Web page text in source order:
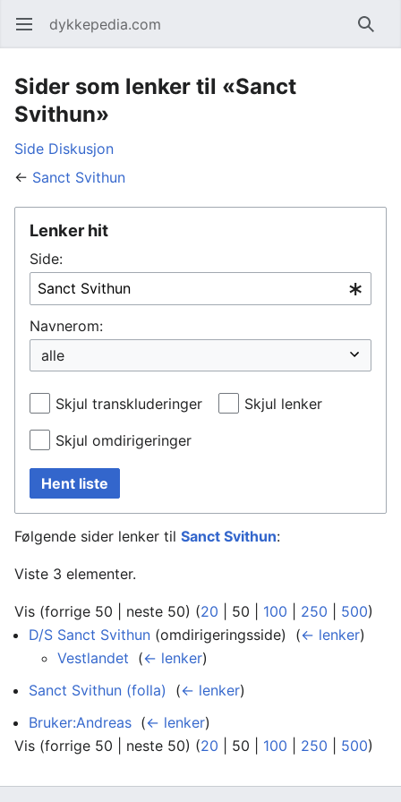
Åpne hovedmenyen dykkepedia.com Søk
Sider som lenker til «Sanct
Svithun»
Side Diskusjon
← Sanct Svithun
Lenker hit
Side:
Navnerom:
Skjul transkluderinger Skjul lenker
Skjul omdirigeringer
Hent liste
Følgende sider lenker til Sanct Svithun:
Viste 3 elementer.
Vis (forrige 50 neste 50) (20 50 100 250 500)
D/S Sanct Svithun (omdirigeringsside) ‎ (← lenker)
Vestlandet (← lenker)
Sanct Svithun (folla)
(← lenker)
Bruker:Andreas (← lenker)
Vis (forrige 50 neste 50) (20 50 100 250 500)